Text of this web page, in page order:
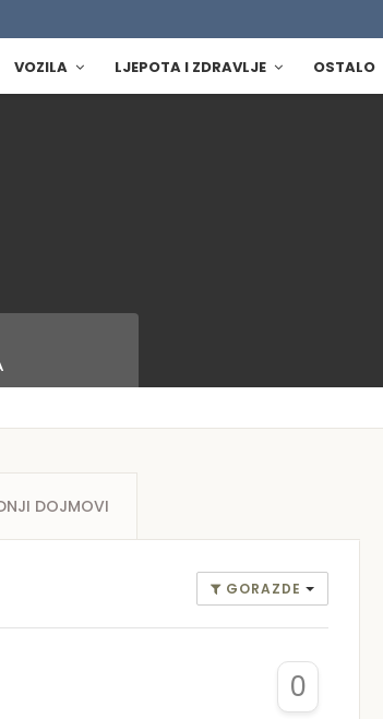
VOZILA LJEPOTA I ZDRAVLJE OSTALO
DOJMOVI
GORAZDE
0